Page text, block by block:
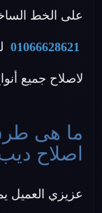
على الخط
01066628621
لاصلاح جميع
ما هى
اصلاح
عزيزي العميل